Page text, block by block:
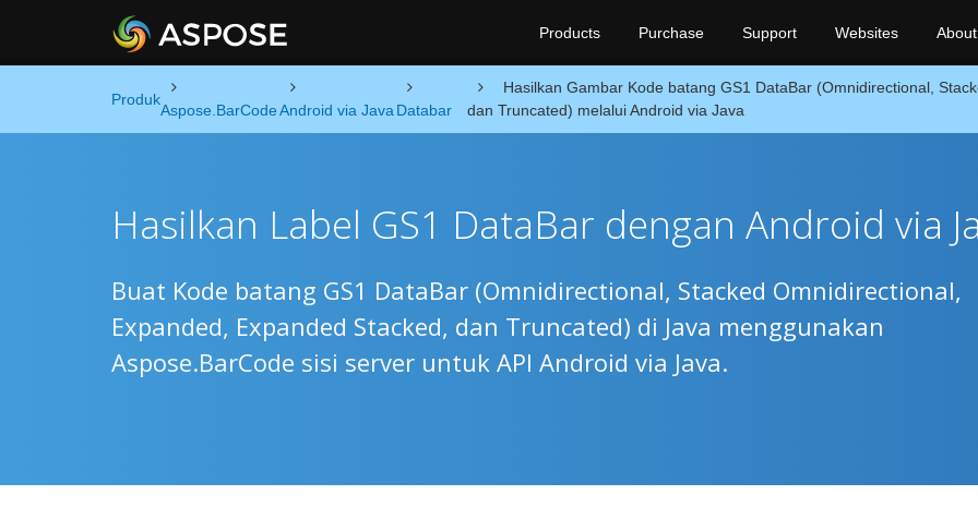
Products Purchase Support Websites About
Produk
Aspose.BarCodeAndroid via Java Databar
Hasilkan Gambar Kode batang GS1 DataBar (Omnidirectional,
dan Truncated) melalui Android via Java
Hasilkan Label GS1 DataBar dengan Android via
Buat Kode batang GS1 DataBar (Omnidirectional, Stacked Omnidirectional,
Expanded, Expanded Stacked, dan Truncated) di Java menggunakan
Aspose.BarCode sisi server untuk API Android via Java.